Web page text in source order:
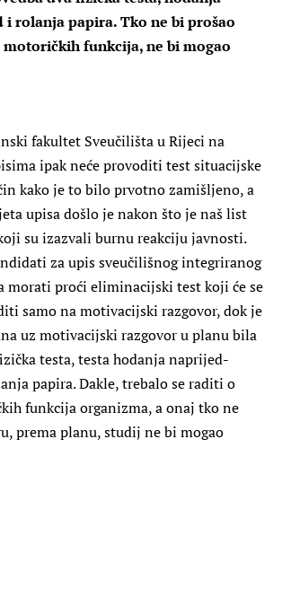
i rolanja papira. Tko ne bi prošao
funkcija, ne bi mogao
fakultet Sveučilišta u Rijeci na
ipak neće provoditi test situacijske
kako je to bilo prvotno zamišljeno, a
upisa došlo je nakon što je naš list
su izazvali burnu reakciju javnosti.
za upis sveučilišnog integriranog
morati proći eliminacijski test koji će se
samo na motivacijski razgovor, dok je
uz motivacijski razgovor u planu bila
testa, testa hodanja naprijed-
papira. Dakle, trebalo se raditi o
funkcija organizma, a onaj tko ne
prema planu, studij ne bi mogao